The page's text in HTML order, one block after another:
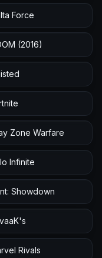
Force
(2016)
Zone Warfare
Infinite
Showdown
Rivals